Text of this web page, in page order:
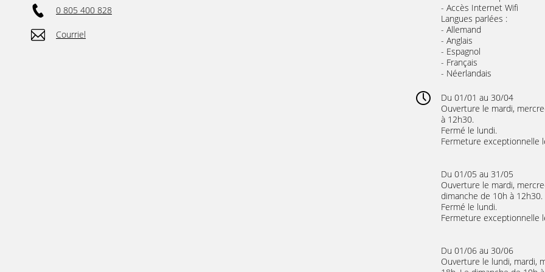
0 805 400 828
Courriel
- Accès Internet Wifi
Langues parlées :
- Allemand
- Anglais
- Espagnol
- Français
- Néerlandais
Du 01/01 au 30/04
Ouverture le mardi,
à 12h30.
Fermé le lundi.
Fermeture exceptionnelle
Du 01/05 au 31/05
Ouverture le mardi,
dimanche de 10h à 12h30.
Fermé le lundi.
Fermeture exceptionnelle
Du 01/06 au 30/06
Ouverture le lundi, mardi,